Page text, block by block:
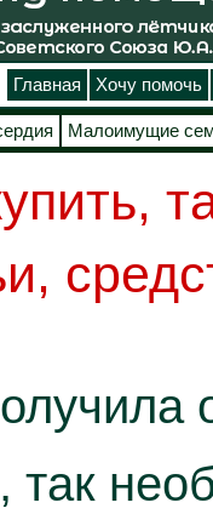
Главная Хочу помочь
Малоимущие
так